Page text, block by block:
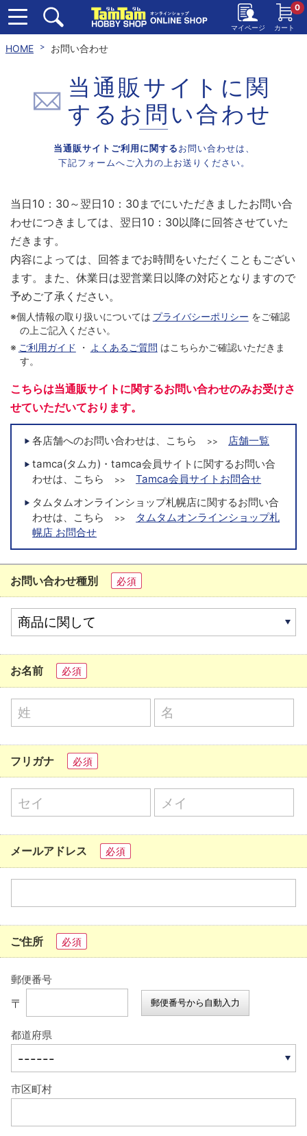
マイページ カート
0
HOME お問い合わせ
当通販サイトに関
する お問い合わせ
当通販サイトご利用に関する お問い合わせは、
下記フォームへご入力の上お送りください。
当日10：30～翌日10：30までにいただきましたお問い合
わせにつきましては、翌日10：30以降に回答させていた
だきます。
内容によっては、回答までお時間をいただくこともござい
ます。また、休業日は翌営業日以降の対応となりますので
予めご了承ください。
※個人情報の取り扱いについては プライバシーポリシー をご確認
の上ご記入ください。
※ ご利用ガイド ・ よくあるご質問 はこちらかご確認いただきま
す。
こちらは当通販サイトに関するお問い合わせのみお受けさ
せていただいております。
各店舗へのお問い合わせは、こちら >>
店舗一覧
tamca(タムカ)・tamca会員サイトに関するお問い合
わせは、こちら
>>
Tamca会員サイトお問合せ
タムタムオンラインショップ札幌店に関するお問い合
わせは、こちら
>>
タムタムオンラインショップ札
幌店 お問合せ
お問い合わせ種別 必須
お名前 必須
フリガナ 必須
メールアドレス 必須
ご住所 必須
郵便番号
〒 郵便番号から自動入力
都道府県
市区町村